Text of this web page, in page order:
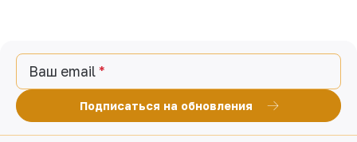
Ваш email
Подписаться на обновления